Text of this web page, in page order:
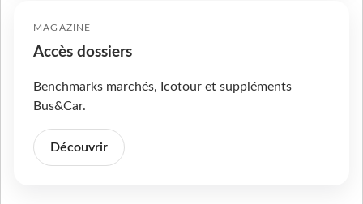
MAGAZINE
Accès dossiers
Benchmarks marchés, Icotour et suppléments
Bus&Car.
Découvrir